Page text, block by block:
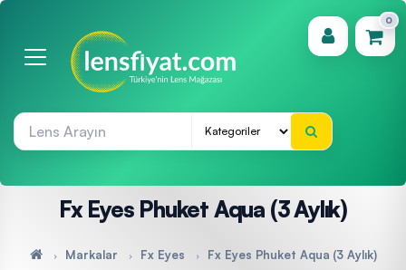
0
(0)
Fx Eyes Phuket Aqua (3 Aylık)
Markalar Fx Eyes Fx Eyes Phuket Aqua (3 Aylık)